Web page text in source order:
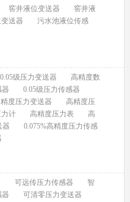
窖井液位变送器
窖井液
送器
污水池液位传感
0.05级压力变送器
高精度数
0.05级压力传感器
度压力变送器
高精度压
计 高精度压力表
高
器
0.075%高精度压力传感
可远传压力传感器
智
器
可清零压力变送器